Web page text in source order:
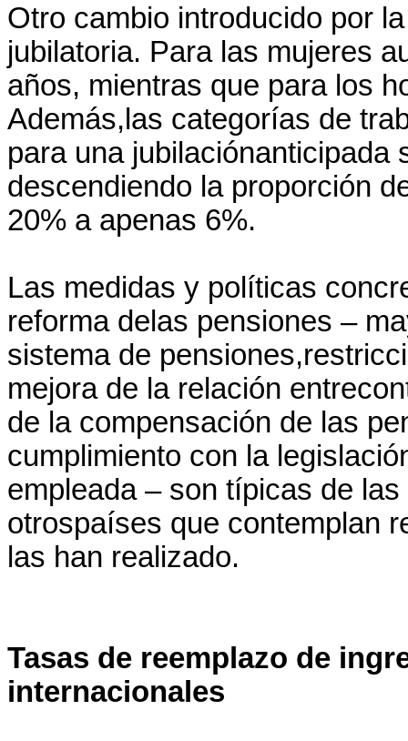
Otro cambio introducido por
jubilatoria. Para las mujeres
años, mientras que para los
Además,las categorías de
para una jubilaciónanticipada
descendiendo la proporción
20% a apenas 6%.
Las medidas y políticas
reforma delas pensiones –
sistema de
mejora de la relación
de la compensación de las
cumplimiento con la
empleada – son típicas de
otrospaíses que contemplan
las han realizado.
Tasas de reemplazo de
internacionales